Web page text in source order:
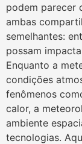
podem parecer
ambas
semelhantes:
possam
Enquanto a
condições
fenômenos
calor, a
ambiente
tecnologias.